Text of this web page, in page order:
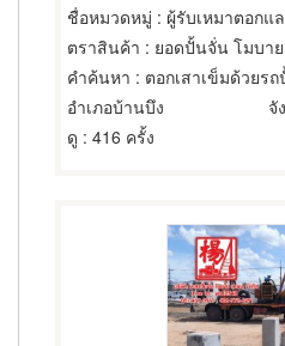
ชื่อหมวดหมู่ : ผู้รับเหมาตอกและเจาะเ
ตราสินค้า : ยอดปั้นจั่น โมบา
คำค้นหา : ตอกเสาเข็มด้วยร
อำเภอบ้านบึง
จั
ดู : 416 ครั้ง